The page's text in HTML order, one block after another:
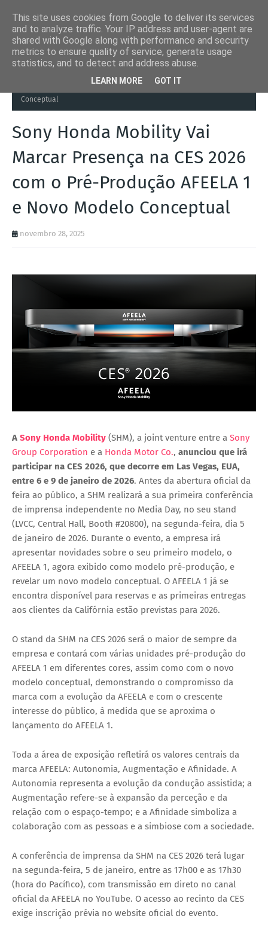
Autoads.pt
Sony Honda Mobility Vai Marcar
Conceptual
Sony Honda Mobility Vai
Marcar Presença na CES 2026
com o Pré-Produção AFEELA 1
e Novo Modelo Conceptual
novembro 28, 2025
A Sony Honda Mobility (SHM), a joint venture entre a Sony
Group Corporation e a Honda Motor Co., anunciou que irá
participar na CES 2026, que decorre em Las Vegas, EUA,
entre 6 e 9 de janeiro de 2026. Antes da abertura oficial da
feira ao público, a SHM realizará a sua primeira conferência
de imprensa independente no Media Day, no seu stand
(LVCC, Central Hall, Booth #20800), na segunda-feira, dia 5
de janeiro de 2026. Durante o evento, a empresa irá
apresentar novidades sobre o seu primeiro modelo, o
AFEELA 1, agora exibido como modelo pré-produção, e
revelar um novo modelo conceptual. O AFEELA 1 já se
encontra disponível para reservas e as primeiras entregas
aos clientes da Califórnia estão previstas para 2026.
O stand da SHM na CES 2026 será o maior de sempre da
empresa e contará com várias unidades pré-produção do
AFEELA 1 em diferentes cores, assim como com o novo
modelo conceptual, demonstrando o compromisso da
marca com a evolução da AFEELA e com o crescente
interesse do público, à medida que se aproxima o
lançamento do AFEELA 1.
Toda a área de exposição refletirá os valores centrais da
marca AFEELA: Autonomia, Augmentação e Afinidade. A
Autonomia representa a evolução da condução assistida; a
Augmentação refere-se à expansão da perceção e da
relação com o espaço-tempo; e a Afinidade simboliza a
colaboração com as pessoas e a simbiose com a sociedade.
A conferência de imprensa da SHM na CES 2026 terá lugar
na segunda-feira, 5 de janeiro, entre as 17h00 e as 17h30
(hora do Pacífico), com transmissão em direto no canal
oficial da AFEELA no YouTube. O acesso ao recinto da CES
exige inscrição prévia no website oficial do evento.
This site uses cookies from Google to deliver its services
and to analyze traffic. Your IP address and user-agent are
shared with Google along with performance and security
metrics to ensure quality of service, generate usage
statistics, and to detect and address abuse.
LEARN MORE GOT IT